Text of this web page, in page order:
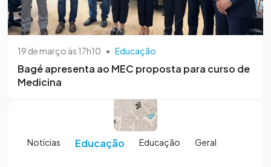
19 de março às 17h10 • Educação
Bagé apresenta ao MEC proposta para curso de
Medicina
Notícias Educação Educação Geral